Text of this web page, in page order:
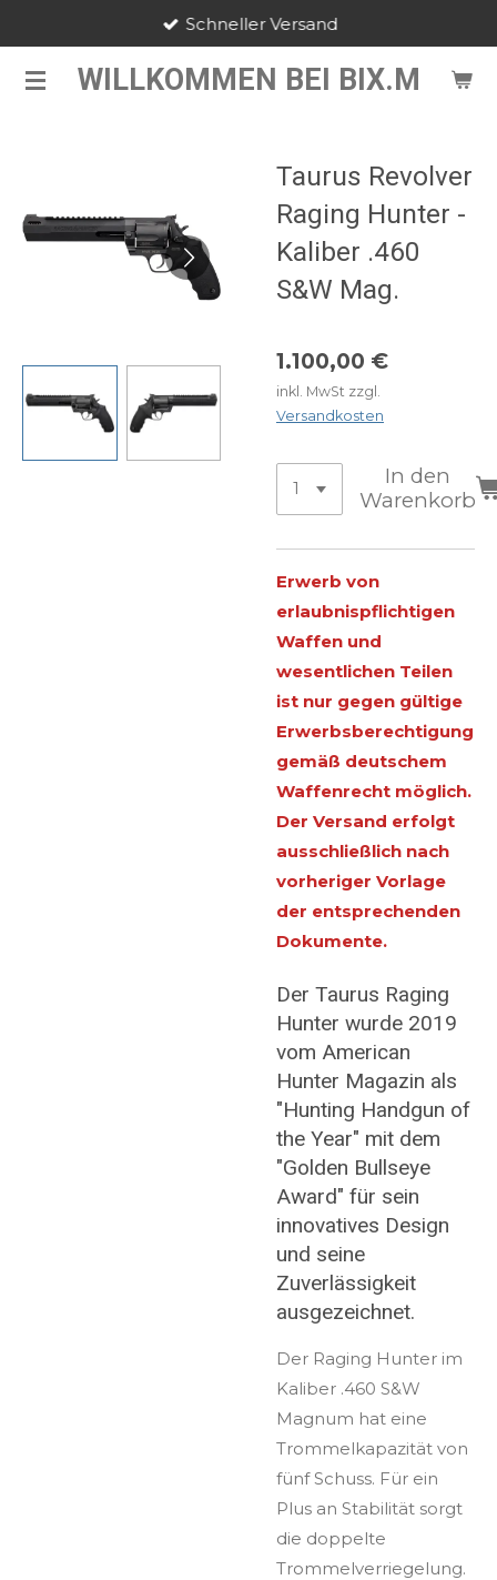
springen WILLKOMMEN BEI BIX.M
Schneller Versand
Taurus Revolver
Raging Hunter -
Kaliber .460
S&W Mag.
1.100,00 €
inkl. MwSt zzgl.
Versandkosten
In den
Warenkorb
Erwerb von
erlaubnispflichtigen
Waffen und
wesentlichen Teilen
ist nur gegen gültige
Erwerbsberechtigung
gemäß deutschem
Waffenrecht möglich.
Der Versand erfolgt
ausschließlich nach
vorheriger Vorlage
der entsprechenden
Dokumente.
Der Taurus Raging
Hunter wurde 2019
vom American
Hunter Magazin als
"Hunting Handgun of
the Year" mit dem
"Golden Bullseye
Award" für sein
innovatives Design
und seine
Zuverlässigkeit
ausgezeichnet.
Der Raging Hunter im
Kaliber .460 S&W
Magnum hat eine
Trommelkapazität von
fünf Schuss. Für ein
Plus an Stabilität sorgt
die doppelte
Trommelverriegelung.